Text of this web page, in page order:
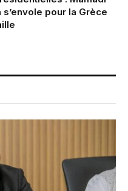
s’envole pour la Grèce